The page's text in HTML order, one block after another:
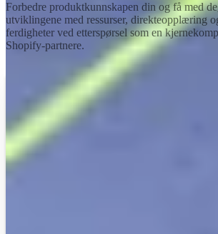
Forbedre produktkunnskapen din og få med
utviklingene med ressurser, direkteopplæring
ferdigheter ved etterspørsel som en
Shopify-partnere.
Vi ser økte konverteringsrater,
inntektsøkninger, økt gjennomsnittlig
bestillingsverdi – Shopify kan
Det er også alle de tilknyttede
Shopifys brukervennelighet og